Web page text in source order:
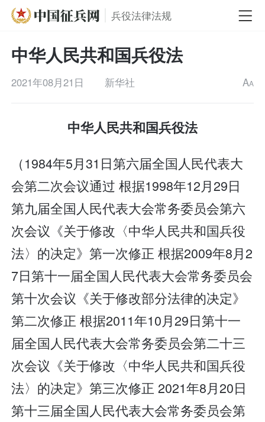
兵役法律法规
中华人民共和国兵役法
2021年08月21日 新华社 AA
中华人民共和国兵役法
（1984年5月31日第六届全国人民代表大
会第二次会议通过 根据1998年12月29日
第九届全国人民代表大会常务委员会第六
次会议《关于修改〈中华人民共和国兵役
法〉的决定》第一次修正 根据2009年8月2
7日第十一届全国人民代表大会常务委员会
第十次会议《关于修改部分法律的决定》
第二次修正 根据2011年10月29日第十一
届全国人民代表大会常务委员会第二十三
次会议《关于修改〈中华人民共和国兵役
法〉的决定》第三次修正 2021年8月20日
第十三届全国人民代表大会常务委员会第